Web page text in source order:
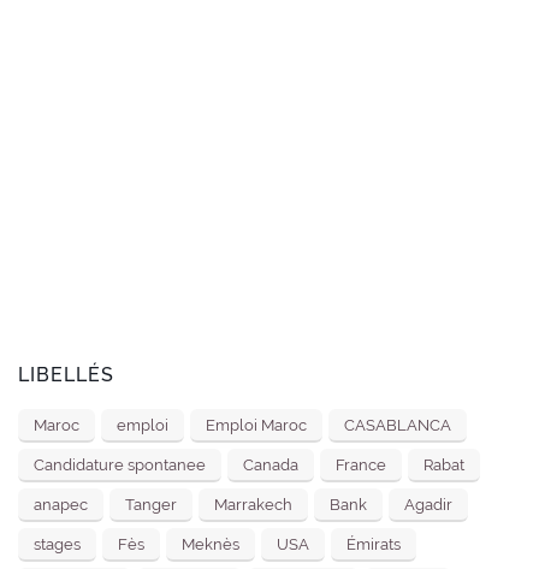
LIBELLÉS
Maroc emploi Emploi Maroc CASABLANCA
Candidature spontanee Canada France Rabat
anapec Tanger Marrakech Bank Agadir
stages Fès Meknès USA Émirats